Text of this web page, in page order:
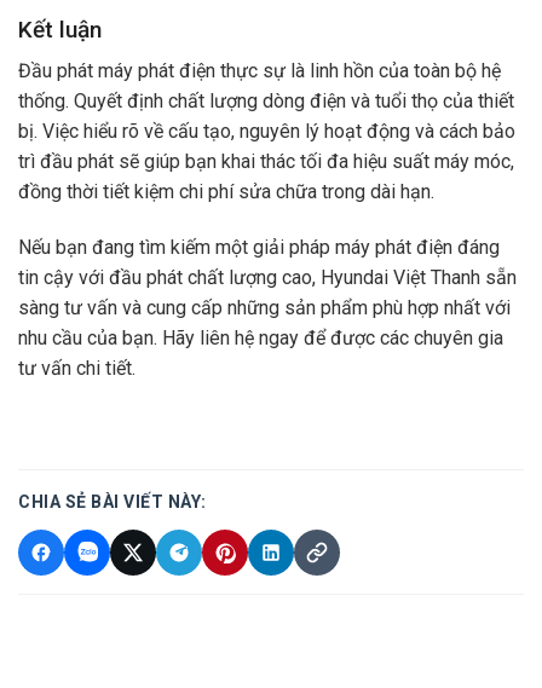
Kết luận
Đầu phát máy phát điện thực sự là linh hồn của toàn bộ hệ
thống. Quyết định chất lượng dòng điện và tuổi thọ của thiết
bị. Việc hiểu rõ về cấu tạo, nguyên lý hoạt động và cách bảo
trì đầu phát sẽ giúp bạn khai thác tối đa hiệu suất máy móc,
đồng thời tiết kiệm chi phí sửa chữa trong dài hạn.
Nếu bạn đang tìm kiếm một giải pháp máy phát điện đáng
tin cậy với đầu phát chất lượng cao, Hyundai Việt Thanh sẵn
sàng tư vấn và cung cấp những sản phẩm phù hợp nhất với
nhu cầu của bạn. Hãy liên hệ ngay để được các chuyên gia
tư vấn chi tiết.
CHIA SẺ BÀI VIẾT NÀY: